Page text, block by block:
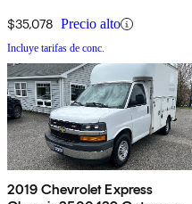
$35,078 Precio alto
Incluye tarifas de conc.
2019 Chevrolet Express